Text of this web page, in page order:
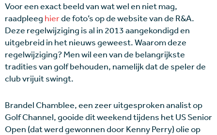
Voor een exact beeld van wat wel en niet mag,
raadpleeg hierde foto’s op de website van de R&A.
Deze regelwijziging is al in 2013 aangekondigd en
uitgebreid in het nieuws geweest. Waarom deze
regelwijziging? Men wil een van de belangrijkste
tradities van golf behouden, namelijk dat de speler de
club vrijuit swingt.
Brandel Chamblee, een zeer uitgesproken analist op
Golf Channel, gooide dit weekend tijdens het US Senior
Open (dat werd gewonnen door Kenny Perry) olie op